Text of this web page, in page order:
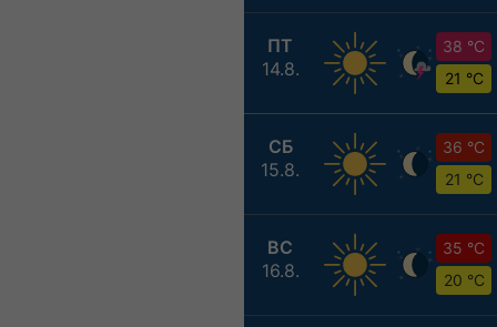
ПТ
14.8.
38 °C
21 °C
СБ
15.8.
36 °C
21 °C
ВС
16.8.
35 °C
20 °C